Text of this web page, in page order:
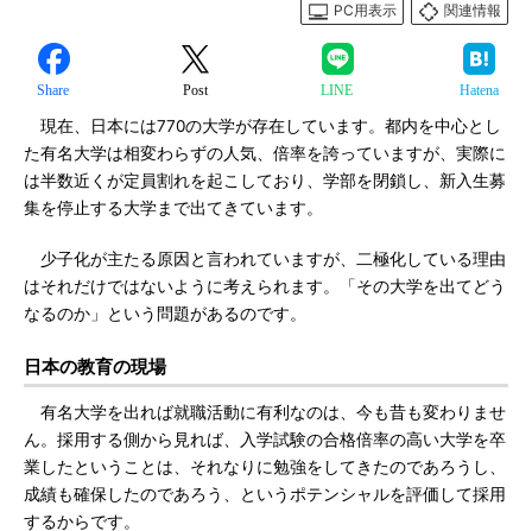
PC用表示
関連情報
Share Post LINE Hatena
現在、日本には770の大学が存在しています。都内を中心とし
た有名大学は相変わらずの人気、倍率を誇っていますが、実際に
は半数近くが定員割れを起こしており、学部を閉鎖し、新入生募
集を停止する大学まで出てきています。
少子化が主たる原因と言われていますが、二極化している理由
はそれだけではないように考えられます。「その大学を出てどう
なるのか」という問題があるのです。
日本の教育の現場
有名大学を出れば就職活動に有利なのは、今も昔も変わりませ
ん。採用する側から見れば、入学試験の合格倍率の高い大学を卒
業したということは、それなりに勉強をしてきたのであろうし、
成績も確保したのであろう、というポテンシャルを評価して採用
するからです。